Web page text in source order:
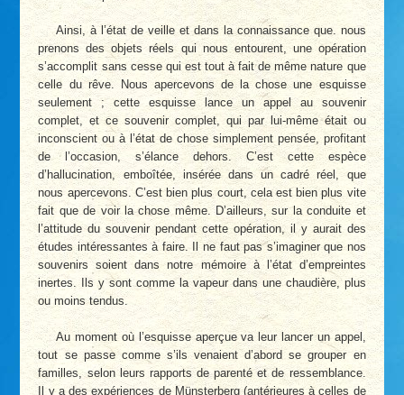
Ainsi, à l’état de veille et dans la connaissance que. nous
prenons des objets réels qui nous entourent, une opération
s’accomplit sans cesse qui est tout à fait de même nature que
celle du rêve. Nous apercevons de la chose une esquisse
seulement ; cette esquisse lance un appel au souvenir
complet, et ce souvenir complet, qui par lui-même était ou
inconscient ou à l’état de chose simplement pensée, profitant
de l’occasion, s’élance dehors. C’est cette espèce
d’hallucination, emboîtée, insérée dans un cadré réel, que
nous apercevons. C’est bien plus court, cela est bien plus vite
fait que de voir la chose même. D’ailleurs, sur la conduite et
l’attitude du souvenir pendant cette opération, il y aurait des
études intéressantes à faire. Il ne faut pas s’imaginer que nos
souvenirs soient dans notre mémoire à l’état d’empreintes
inertes. Ils y sont comme la vapeur dans une chaudière, plus
ou moins tendus.
Au moment où l’esquisse aperçue va leur lancer un appel,
tout se passe comme s’ils venaient d’abord se grouper en
familles, selon leurs rapports de parenté et de ressemblance.
Il y a des expériences de Münsterberg (antérieures à celles de